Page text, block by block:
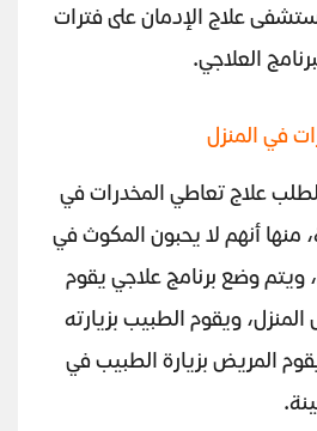
علاج الإدمان على فترات
العلاجي.
علاج تعاطي المخدرات في
منها أنهم لا يحبون المكوث في
ويتم وضع برنامج علاجي يقوم
ويقوم الطبيب بزيارته
المريض بزيارة الطبيب في